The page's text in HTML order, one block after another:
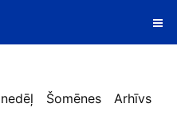
Šomēnes Arhīvs